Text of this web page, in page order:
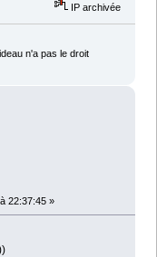
IP archivée
n'a pas le droit
22:37:45 »